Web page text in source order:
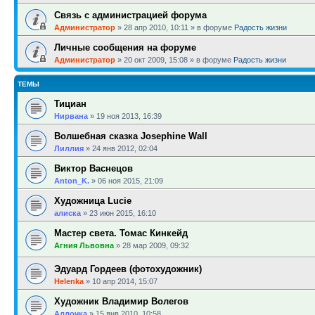
Связь с администрацией форума
Администратор » 28 апр 2010, 10:11 » в форуме Радость жизни
Личные сообщения на форуме
Администратор » 20 окт 2009, 15:08 » в форуме Радость жизни
ТЕМЫ
Тициан
Нирвана » 19 ноя 2013, 16:39
Волшебная сказка Josephine Wall
Лиллия » 24 янв 2012, 02:04
Виктор Васнецов
Anton_K. » 06 ноя 2015, 21:09
Художница Lucie
алиска » 23 июн 2015, 16:10
Мастер света. Томас Кинкейд
Агния Львовна » 28 мар 2009, 09:32
Эдуард Гордеев (фотохудожник)
Helenka » 10 апр 2014, 15:07
Художник Владимир Волегов